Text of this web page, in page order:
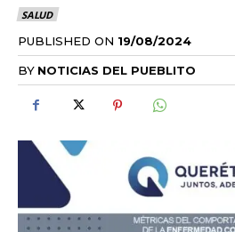
SALUD
PUBLISHED ON 19/08/2024
BY NOTICIAS DEL PUEBLITO